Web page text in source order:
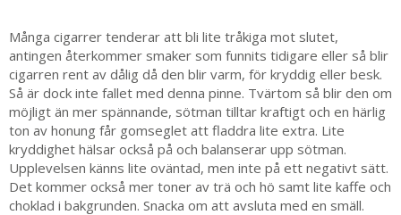
Många cigarrer tenderar att bli lite tråkiga mot slutet,
antingen återkommer smaker som funnits tidigare eller så blir
cigarren rent av dålig då den blir varm, för kryddig eller besk.
Så är dock inte fallet med denna pinne. Tvärtom så blir den om
möjligt än mer spännande, sötman tilltar kraftigt och en härlig
ton av honung får gomseglet att fladdra lite extra. Lite
kryddighet hälsar också på och balanserar upp sötman.
Upplevelsen känns lite oväntad, men inte på ett negativt sätt.
Det kommer också mer toner av trä och hö samt lite kaffe och
choklad i bakgrunden. Snacka om att avsluta med en smäll.